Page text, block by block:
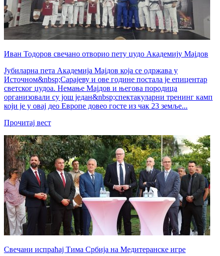
Иван Тодоров свечано отворио пету џудо Академију Мајдов
Јубиларна пета Академија Мајдов која се одржава у
Источном&nbsp;Сарајеву и ове године постала је епицентар
светског џудоа. Немање Мајдов и његова породица
организовали су још један&nbsp;спектакуларни тренинг камп
који је у овај део Европе довео госте из чак 23 земље...
Прочитај вест
Свечани испраћај Тима Србија на Медитеранске игре